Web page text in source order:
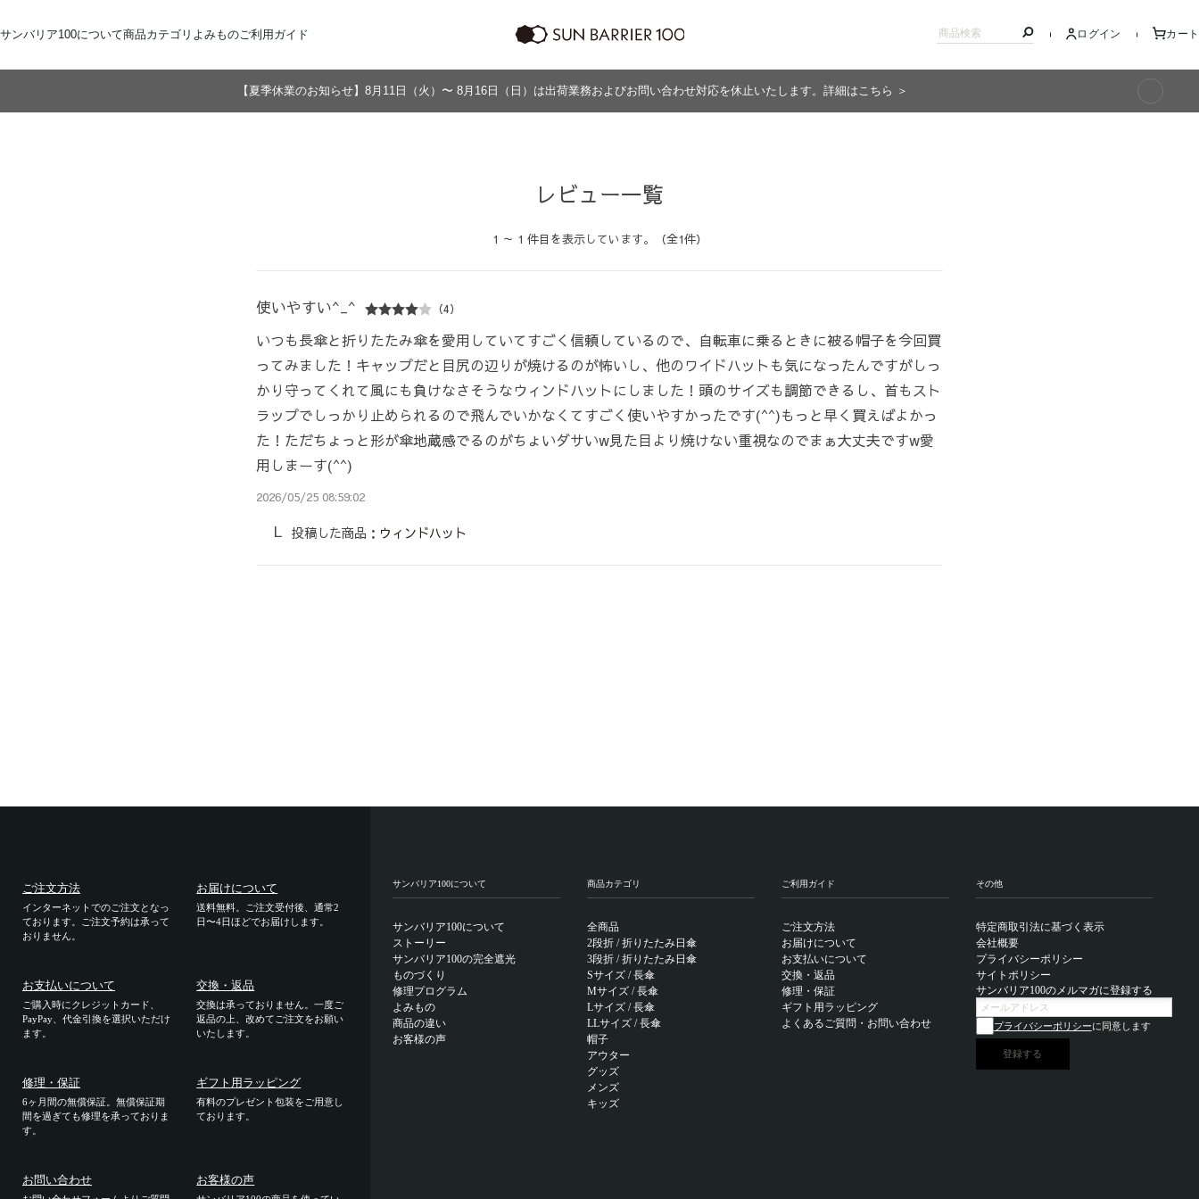
サンバリア100について商品カテゴリ よみものご利用ガイド ログイン カート
【夏季休業のお知らせ】8月11日（火）〜 8月16日（日）は出荷業務およびお問い合わせ対応を休止いたします。詳細はこちら ＞
レビュー一覧
1 ～ 1 件目を表示しています。（全1件）
使いやすい^_^ （4）
いつも長傘と折りたたみ傘を愛用していてすごく信頼しているので、自転車に乗るときに被る帽子を今回買
ってみました！キャップだと目尻の辺りが焼けるのが怖いし、他のワイドハットも気になったんですがしっ
かり守ってくれて風にも負けなさそうなウィンドハットにしました！頭のサイズも調節できるし、首もスト
ラップでしっかり止められるので飛んでいかなくてすごく使いやすかったです(^^)もっと早く買えばよかっ
た！ただちょっと形が傘地蔵感でるのがちょいダサいw見た目より焼けない重視なのでまぁ大丈夫ですw愛
用しまーす(^^)
2026/05/25 08:59:02
投稿した商品： ウィンドハット
ご注文方法
インターネットでのご注文となっ
ております。ご注文予約は承って
おりません。
お届けについて
送料無料。ご注文受付後、通常2
日〜4日ほどでお届けします。
お支払いについて
ご購入時にクレジットカード、
PayPay、代金引換を選択いただけ
ます。
交換・返品
交換は承っておりません。一度ご
返品の上、改めてご注文をお願い
いたします。
修理・保証
6ヶ月間の無償保証。無償保証期
間を過ぎても修理を承っておりま
す。
ギフト用ラッピング
有料のプレゼント包装をご用意し
ております。
お問い合わせ お客様の声
サンバリア100について
サンバリア100について
ストーリー
サンバリア100の完全遮光
ものづくり
修理プログラム
よみもの
商品の違い
お客様の声
商品カテゴリ
全商品
2段折 / 折りたたみ日傘
3段折 / 折りたたみ日傘
Sサイズ / 長傘
Mサイズ / 長傘
Lサイズ / 長傘
LLサイズ / 長傘
帽子
アウター
グッズ
メンズ
キッズ
ご利用ガイド
ご注文方法
お届けについて
お支払いについて
交換・返品
修理・保証
ギフト用ラッピング
よくあるご質問・お問い合わせ
その他
特定商取引法に基づく表示
会社概要
プライバシーポリシー
サイトポリシー
サンバリア100のメルマガに登録する
プライバシーポリシーに同意します
登録する